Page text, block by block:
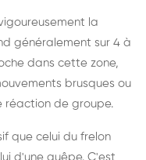
la
généralement sur 4 à
dans cette zone,
brusques ou
réaction de groupe.
que celui du frelon
d'une guêpe. C'est